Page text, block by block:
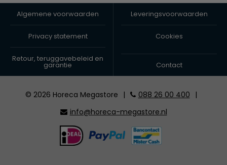
Algemene voorwaarden Leveringsvoorwaarden
Privacy statement Cookies
Retour, teruggavebeleid en
garantie Contact
© 2026 Horeca Megastore | 088 26 00 400
|
info@horeca-megastore.nl